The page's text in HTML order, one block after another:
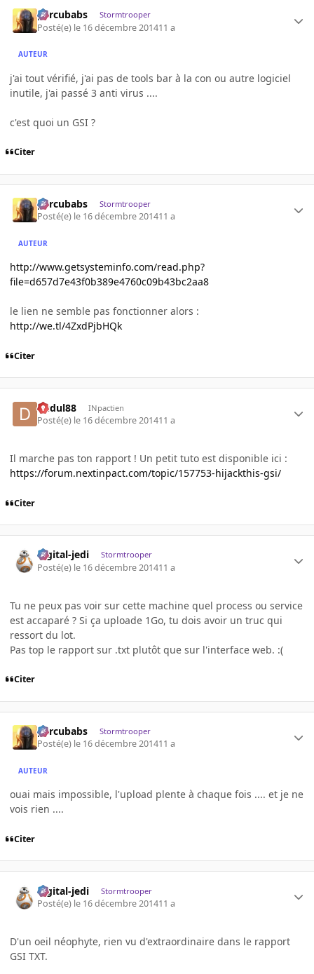
percubabs Stormtrooper
Posté(e) le 16 décembre 201411 a
AUTEUR
j'ai tout vérifié, j'ai pas de tools bar à la con ou autre logiciel
inutile, j'ai passé 3 anti virus ....
c'est quoi un GSI ?
Citer
percubabs Stormtrooper
Posté(e) le 16 décembre 201411 a
AUTEUR
http://www.getsysteminfo.com/read.php?
file=d657d7e43f0b389e4760c09b43bc2aa8
le lien ne semble pas fonctionner alors :
http://we.tl/4ZxdPjbHQk
Citer
dudul88 INpactien
Posté(e) le 16 décembre 201411 a
Il marche pas ton rapport ! Un petit tuto est disponible ici :
https://forum.nextinpact.com/topic/157753-hijackthis-gsi/
Citer
digital-jedi Stormtrooper
Posté(e) le 16 décembre 201411 a
Tu ne peux pas voir sur cette machine quel process ou service
est accaparé ? Si ça uploade 1Go, tu dois avoir un truc qui
ressort du lot.
Pas top le rapport sur .txt plutôt que sur l'interface web. :(
Citer
percubabs Stormtrooper
Posté(e) le 16 décembre 201411 a
AUTEUR
ouai mais impossible, l'upload plente à chaque fois .... et je ne
vois rien ....
Citer
digital-jedi Stormtrooper
Posté(e) le 16 décembre 201411 a
D'un oeil néophyte, rien vu d'extraordinaire dans le rapport
GSI TXT.